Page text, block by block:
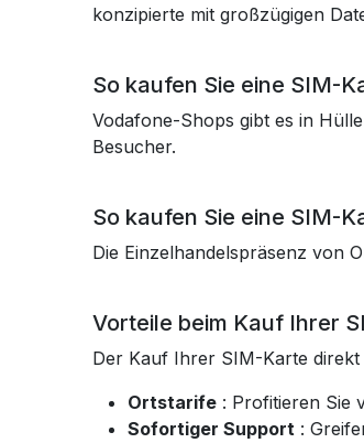
konzipierte mit großzügigen
So kaufen Sie eine SIM-
Vodafone-Shops gibt es in
Besucher.
So kaufen Sie eine SIM-
Die Einzelhandelspräsenz von
Vorteile beim Kauf Ihrer
Der Kauf Ihrer SIM-Karte
Ortstarife : Profitieren Sie
Sofortiger Support :